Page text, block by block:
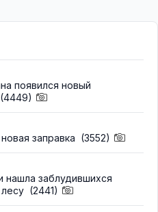
появился новый
(4449)
заправка (3552)
нашла заблудившихся
(2441)